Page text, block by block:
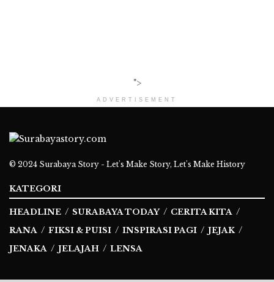
">
ADVERTISEMENT
© 2024 Surabaya Story - Let's Make Story, Let's Make History
KATEGORI
HEADLINE SURABAYA TODAY
CERITA KITA
RANA
FIKSI & PUISI INSPIRASI PAGI
JEJAK
JENAKA
JELAJAH LENSA